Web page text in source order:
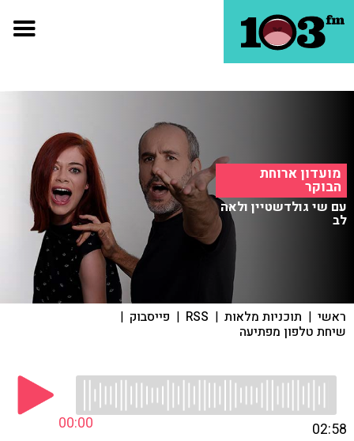
מועדון ארוחת
הבוקר
עם שי גולדשטיין ולאה
לב
ראשי | תוכניות מלאות |
RSS
| פייסבוק |
שיחת טלפון מפתיעה
00:00 02:58